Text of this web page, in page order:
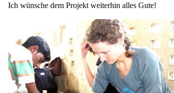
Ich wünsche dem Projekt weiterhin alles Gute!